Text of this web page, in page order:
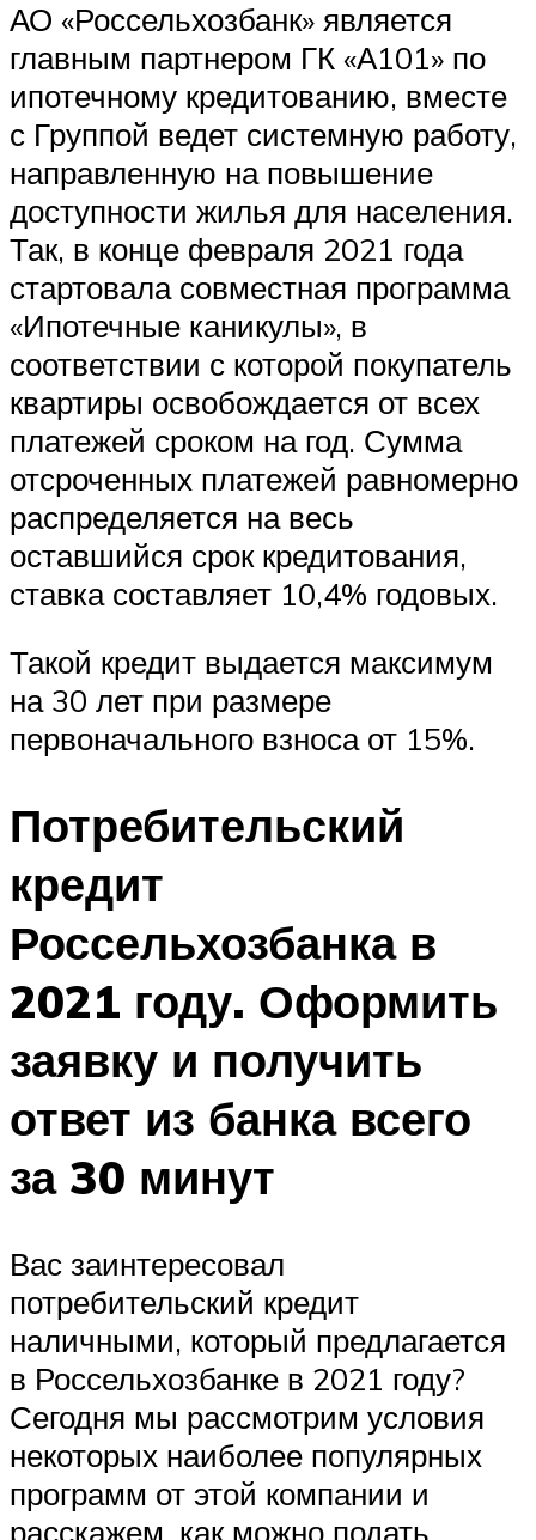
АО «Россельхозбанк» является
главным партнером ГК «А101» по
ипотечному кредитованию, вместе
с Группой ведет системную работу,
направленную на повышение
доступности жилья для населения.
Так, в конце февраля 2021 года
стартовала совместная программа
«Ипотечные каникулы», в
соответствии с которой покупатель
квартиры освобождается от всех
платежей сроком на год. Сумма
отсроченных платежей равномерно
распределяется на весь
оставшийся срок кредитования,
ставка составляет 10,4% годовых.
Такой кредит выдается максимум
на 30 лет при размере
первоначального взноса от 15%.
Потребительский
кредит
Россельхозбанка в
2021 году. Оформить
заявку и получить
ответ из банка всего
за 30 минут
Вас заинтересовал
потребительский кредит
наличными, который предлагается
в Россельхозбанке в 2021 году?
Сегодня мы рассмотрим условия
некоторых наиболее популярных
программ от этой компании и
расскажем, как можно подать